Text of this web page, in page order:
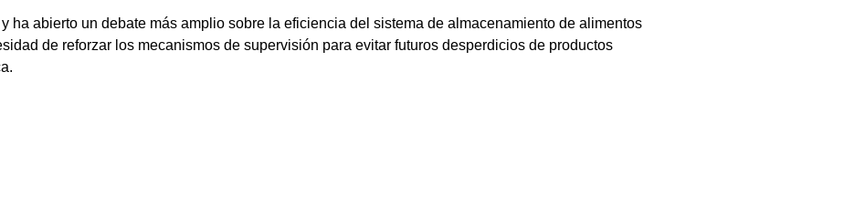
ha abierto un debate más amplio sobre la eficiencia del sistema de almacenamiento de alimentos
de reforzar los mecanismos de supervisión para evitar futuros desperdicios de productos